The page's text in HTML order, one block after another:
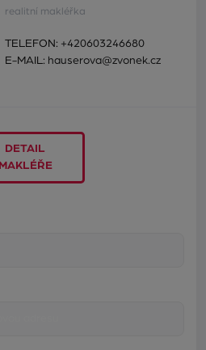
realitní makléřka
TELEFON: +420603246680
E-MAIL: hauserova@zvonek.cz
DETAIL
MAKLÉŘE